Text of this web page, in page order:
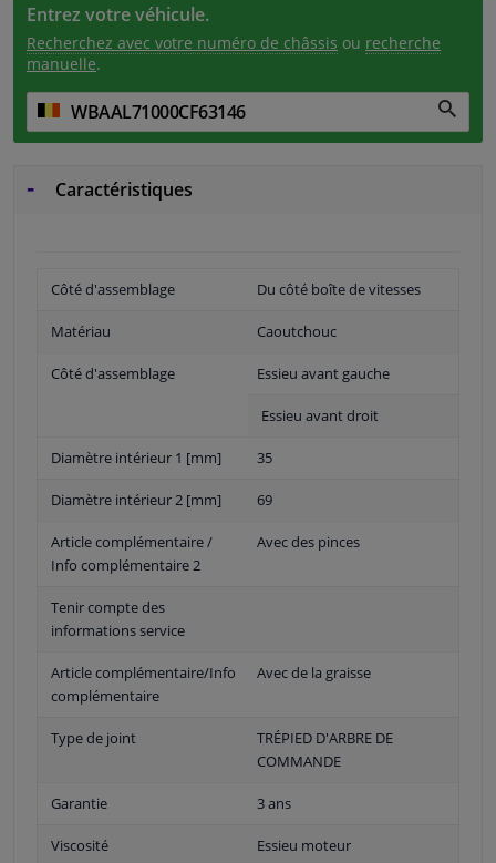
Entrez votre véhicule.
Recherchez avec votre numéro de châssis ou recherche
manuelle.
Caractéristiques
Côté d'assemblage Du côté boîte de vitesses
Matériau Caoutchouc
Côté d'assemblage Essieu avant gauche
Essieu avant droit
Diamètre intérieur 1 [mm] 35
Diamètre intérieur 2 [mm] 69
Article complémentaire /
Info complémentaire 2
Avec des pinces
Tenir compte des
informations service
Article complémentaire/Info
complémentaire
Avec de la graisse
Type de joint
TRÉPIED D'ARBRE DE
COMMANDE
Garantie 3 ans
Viscosité Essieu moteur